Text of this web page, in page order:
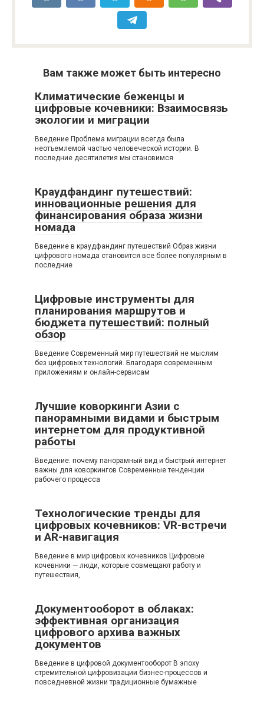
Вам также может быть интересно
Климатические беженцы и
цифровые кочевники: Взаимосвязь
экологии и миграции
Введение Проблема миграции всегда была
неотъемлемой частью человеческой истории. В
последние десятилетия мы становимся
Краудфандинг путешествий:
инновационные решения для
финансирования образа жизни
номада
Введение в краудфандинг путешествий Образ жизни
цифрового номада становится все более популярным в
последние
Цифровые инструменты для
планирования маршрутов и
бюджета путешествий: полный
обзор
Введение Современный мир путешествий не мыслим
без цифровых технологий. Благодаря современным
приложениям и онлайн-сервисам
Лучшие коворкинги Азии с
панорамными видами и быстрым
интернетом для продуктивной
работы
Введение: почему панорамный вид и быстрый интернет
важны для коворкингов Современные тенденции
рабочего процесса
Технологические тренды для
цифровых кочевников: VR-встречи
и AR-навигация
Введение в мир цифровых кочевников Цифровые
кочевники — люди, которые совмещают работу и
путешествия,
Документооборот в облаках:
эффективная организация
цифрового архива важных
документов
Введение в цифровой документооборот В эпоху
стремительной цифровизации бизнес-процессов и
повседневной жизни традиционные бумажные